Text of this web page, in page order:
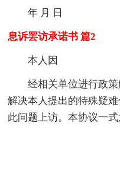
年 月 日
息诉罢访承诺书 篇2
本人因
经相关单位进行政
解决本人提出的特殊疑
此问题上访。本协议一式